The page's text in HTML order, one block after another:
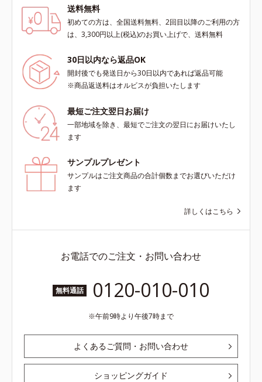
送料無料
初めての方は、全国送料無料、2回目以降のご利用の方
は、3,300円以上(税込)のお買い上げで、送料無料
30日以内なら返品OK
開封後でも発送日から30日以内であれば返品可能
※商品返送料はオルビスが負担いたします
最短ご注文翌日お届け
一部地域を除き、最短でご注文の翌日にお届けいたし
ます
サンプルプレゼント
サンプルはご注文商品の合計個数までお選びいただけ
ます
詳しくはこちら
お電話でのご注文・お問い合わせ
無料通話 0120-010-010
午前9時より午後7時まで
よくあるご質問・お問い合わせ
ショッピングガイド